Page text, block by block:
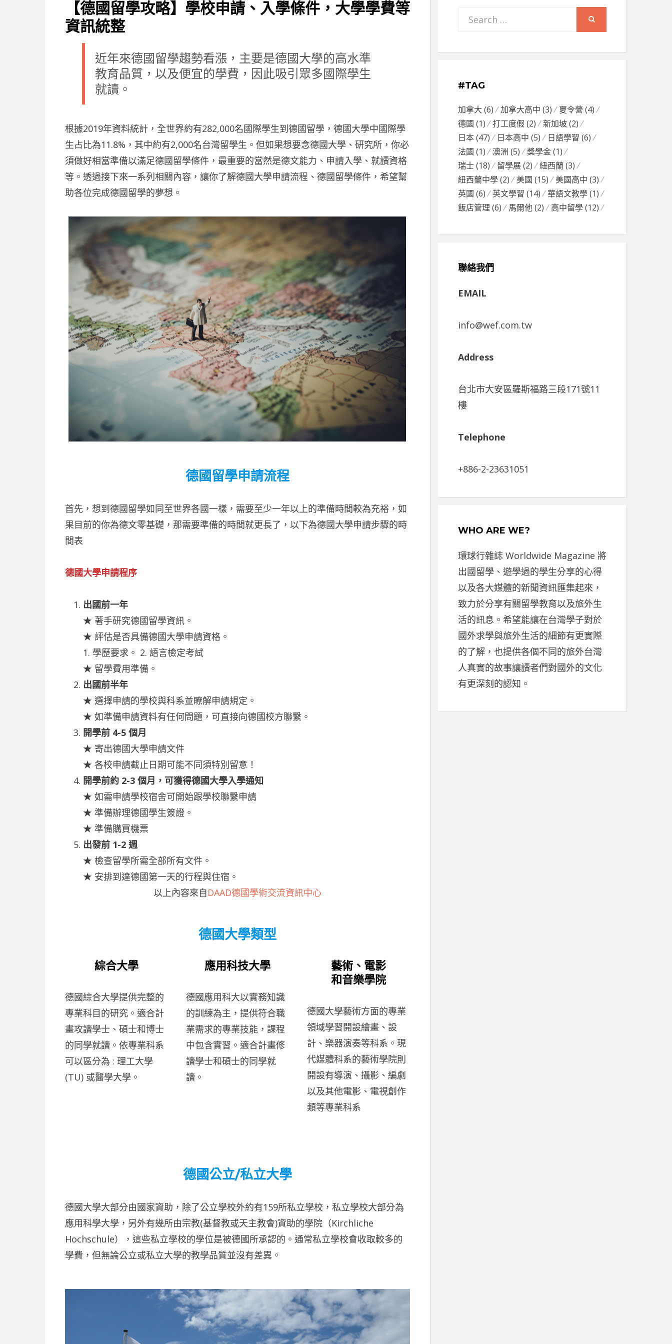
ON【德國留學攻略】學校申請、入學條件，大學學費等
資訊統整
近年來德國留學趨勢看漲，主要是德國大學的高水準
教育品質，以及便宜的學費，因此吸引眾多國際學生
就讀。
根據2019年資料統計，全世界約有282,000名國際學生到德國留學，德國大學中國際學
生占比為11.8%，其中約有2,000名台灣留學生。但如果想要念德國大學、研究所，你必
須做好相當準備以滿足德國留學條件，最重要的當然是德文能力、申請入學、就讀資格
等。透過接下來一系列相關內容，讓你了解德國大學申請流程、德國留學條件，希望幫
助各位完成德國留學的夢想。
德國留學申請流程
首先，想到德國留學如同至世界各國一樣，需要至少一年以上的準備時間較為充裕，如
果目前的你為德文零基礎，那需要準備的時間就更長了，以下為德國大學申請步驟的時
間表
德國大學申請程序
出國前一年
★ 著手研究德國留學資訊。
★ 評估是否具備德國大學申請資格。
1. 學歷要求。 2. 語言檢定考試
★ 留學費用準備。
出國前半年
★ 選擇申請的學校與科系並瞭解申請規定。
★ 如準備申請資料有任何問題，可直接向德國校方聯繫。
開學前 4-5 個月
★ 寄出德國大學申請文件
★ 各校申請截止日期可能不同須特別留意！
開學前約 2-3 個月，可獲得德國大學入學通知
★ 如需申請學校宿舍可開始跟學校聯繫申請
★ 準備辦理德國學生簽證。
★ 準備購買機票
出發前 1-2 週
★ 檢查留學所需全部所有文件。
★ 安排到達德國第一天的行程與住宿。
以上內容來自DAAD德國學術交流資訊中心
德國大學類型
綜合大學
德國綜合大學提供完整的
專業科目的研究。適合計
畫攻讀學士、碩士和博士
的同學就讀。依專業科系
可以區分為 : 理工大學
(TU) 或醫學大學。
應用科技大學
德國應用科大以實務知識
的訓練為主，提供符合職
業需求的專業技能，課程
中包含實習。適合計畫修
讀學士和碩士的同學就
讀。
藝術、電影
和音樂學院
德國大學藝術方面的專業
領域學習開設繪畫、設
計、樂器演奏等科系。現
代媒體科系的藝術學院則
開設有導演、攝影、編劇
以及其他電影、電視創作
類等專業科系
德國公立/私立大學
德國大學大部分由國家資助，除了公立學校外約有159所私立學校，私立學校大部分為
應用科學大學，另外有幾所由宗教(基督教或天主教會)資助的學院（Kirchliche
Hochschule），這些私立學校的學位是被德國所承認的。通常私立學校會收取較多的
學費，但無論公立或私立大學的教學品質並沒有差異。
Search
#TAG
加拿大 (6) 加拿大高中 (3) 夏令營 (4)
德國 (1) 打工度假 (2) 新加坡(2)
日本(47) 日本高中 (5) 日語學習 (6)
法國 (1) 澳洲 (5) 獎學金(1)
瑞士(18) 留學展(2) 紐西蘭(3)
紐西蘭中學(2) 美國 (15) 美國高中 (3)
英國 (6) 英文學習 (14) 華語文教學(1)
飯店管理 (6) 馬爾他(2) 高中留學(12)
聯絡我們
EMAIL
info@wef.com.tw
Address
台北市大安區羅斯福路三段171號11
樓
Telephone
+886-2-23631051
WHO ARE WE?
環球行雜誌 Worldwide Magazine 將
出國留學、遊學過的學生分享的心得
以及各大媒體的新聞資訊匯集起來，
致力於分享有關留學教育以及旅外生
活的訊息。希望能讓在台灣學子對於
國外求學與旅外生活的細節有更實際
的了解，也提供各個不同的旅外台灣
人真實的故事讓讀者們對國外的文化
有更深刻的認知。